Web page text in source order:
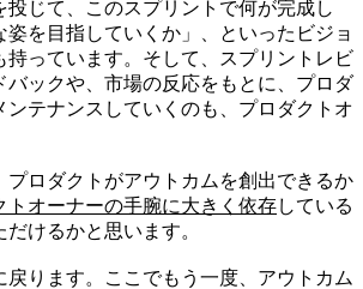
投じて、このスプリントで何が完成し
姿を目指していくか」、といったビジョ
持っています。そして、スプリントレビ
バックや、市場の反応をもとに、プロダ
ンテナンスしていくのも、プロダクトオ
プロダクトがアウトカムを創出できるか
トオーナーの手腕に大きく依存している
けるかと思います。
戻ります。ここでもう一度、アウトカム